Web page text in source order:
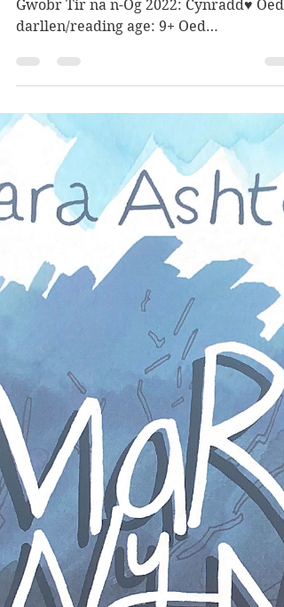
*Scroll down for English* ♥Enillydd
Gwobr Tir na n-Og 2022: Cynradd♥ Oed
darllen/reading age: 9+ Oed
diddordeb/interest age: 9-14 3...